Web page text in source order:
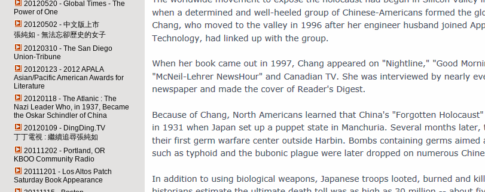
20120520 - Global Times - The
Power of One
20120502 - 中文版上市
張純如 - 無法忘卻歷史的女子
20120310 - The San Diego
Union-Tribune
20120123 - 2012 APALA
Asian/Pacific American Awards for
Literature
20120118 - The Atlanic : The
Nazi Leader Who, in 1937, Became
the Oskar Schindler of China
20120109 - DingDing.TV
丁丁電視 : 繼續追尋張純如
20111202 - Portland, OR
KBOO Community Radio
20111201 - Los Altos Patch
Saturday Book Appearance